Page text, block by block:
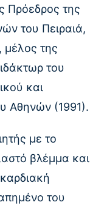
Πρόεδρος της
του Πειραιά,
μέλος της
του
και
Αθηνών (1991).
με το
βλέμμα και
του